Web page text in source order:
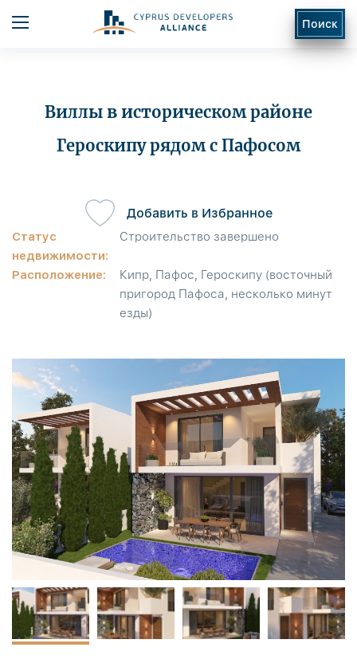
Поиск
Виллы в историческом районе
Героскипу рядом с Пафосом
Статус
недвижимости:
Строительство завершено
Расположение:
Кипр, Пафос, Героскипу (восточный
пригород Пафоса, несколько минут
езды)
Добавить в Избранное